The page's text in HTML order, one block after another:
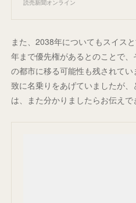
読売新聞オンライン
また、2038年についてもスイス
年まで優先権があるとのことで
の都市に移る可能性も残されて
致に名乗りをあげていましたが
は、また分かりましたらお伝えで